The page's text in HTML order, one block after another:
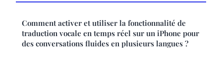
Comment activer et utiliser la fonctionnalité de
traduction vocale en temps réel sur un iPhone pour
des conversations fluides en plusieurs langues ?